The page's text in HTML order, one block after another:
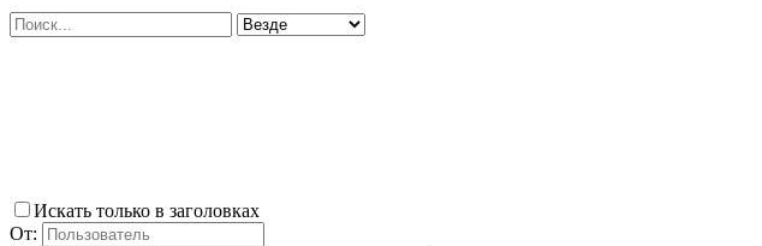
Искать только в заголовках
От: